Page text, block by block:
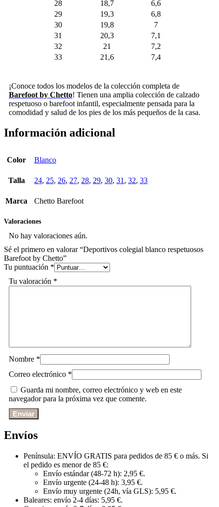
28
18,7
6,6
29
19,3
6,8
30
19,8
7
31
20,3
7,1
32
21
7,2
33
21,6 7,4
¡Conoce todos los modelos de la colección completa de
Barefoot by Chetto! Tienen una amplia colección de calzado
respetuoso o barefoot infantil, especialmente pensada para la
comodidad y salud de los pies de los más pequeños de la casa.
Información adicional
Color Blanco
Talla 24, 25, 26, 27, 28, 29, 30, 31 , 32, 33
Marca Chetto Barefoot
Valoraciones
No hay valoraciones aún.
Sé el primero en valorar “Deportivos colegial blanco respetuosos
Barefoot by Chetto”
Tu puntuación *
Tu valoración *
Nombre *
Correo electrónico *
Guarda mi nombre, correo electrónico y web en este
navegador para la próxima vez que comente.
Envíos
Península: ENVÍO GRATIS para pedidos de 85 € o más. Si
el pedido es menor de 85 €:
Envío estándar (48-72 h): 2,95 €.
Envío urgente (24-48 h): 3,95 €.
Envío muy urgente (24h, vía GLS): 5,95 €.
Baleares: envío 2-4 días: 5,95 €.